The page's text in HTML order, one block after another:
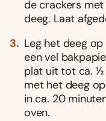
de crackers
deeg. Laat
Leg het deeg
een vel
plat uit tot ca. ½
met het deeg
in ca. 20
oven.